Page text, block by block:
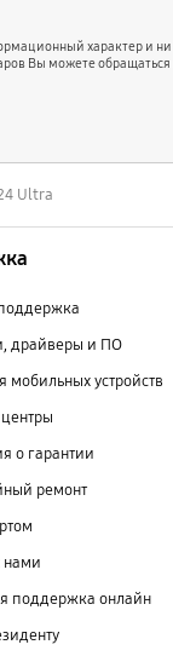
характер и
Вы можете
Ultra
драйверы и ПО
устройств
о гарантии
ремонт
нами
поддержка онлайн